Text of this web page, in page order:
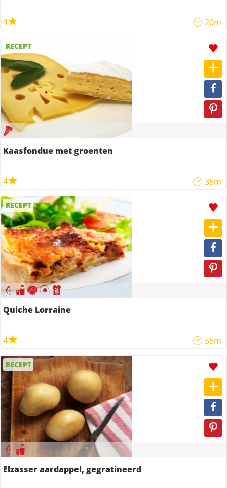
4 20m
RECEPT
Kaasfondue met groenten
4 35m
RECEPT
Quiche Lorraine
4 55m
RECEPT
Elzasser aardappel, gegratineerd